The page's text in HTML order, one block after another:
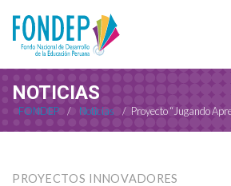
NOTICIAS
FONDEP / Noticias / Proyecto “Jugando
PROYECTOS INNOVADORES